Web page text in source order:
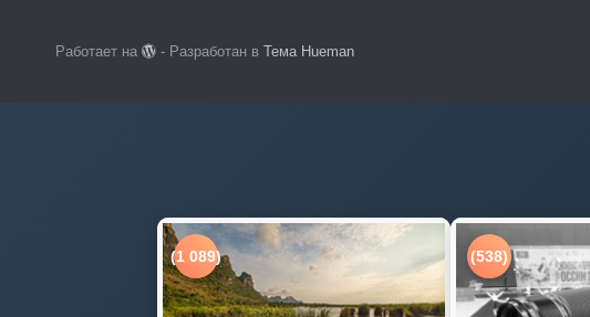
Работает на - Разработан вТема Hueman
(1 089) (538)